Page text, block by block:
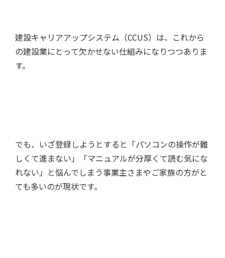
建設キャリアアップシステム（CCUS）は、これから
の建設業にとって欠かせない仕組みになりつつありま
す。
でも、いざ登録しようとすると「パソコンの操作が難
しくて進まない」「マニュアルが分厚くて読む気にな
れない」と悩んでしまう事業主さまやご家族の方がと
ても多いのが現状です。